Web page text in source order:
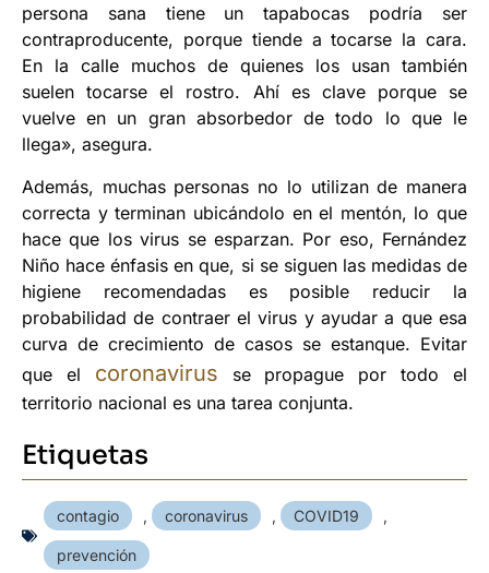
persona sana tiene un tapabocas podría ser
contraproducente, porque tiende a tocarse la cara.
En la calle muchos de quienes los usan también
suelen tocarse el rostro. Ahí es clave porque se
vuelve en un gran absorbedor de todo lo que le
llega», asegura.
Además, muchas personas no lo utilizan de manera
correcta y terminan ubicándolo en el mentón, lo que
hace que los virus se esparzan. Por eso, Fernández
Niño hace énfasis en que, si se siguen las medidas de
higiene recomendadas es posible reducir la
probabilidad de contraer el virus y ayudar a que esa
curva de crecimiento de casos se estanque. Evitar
que el coronavirus se propague por todo el
territorio nacional es una tarea conjunta.
Etiquetas
contagio , coronavirus , COVID19 ,
prevención